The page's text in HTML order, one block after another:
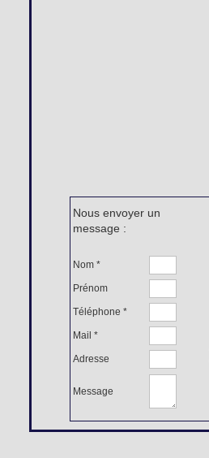
Nous envoyer un
message :
Nom *
Prénom
Téléphone *
Mail *
Adresse
Message